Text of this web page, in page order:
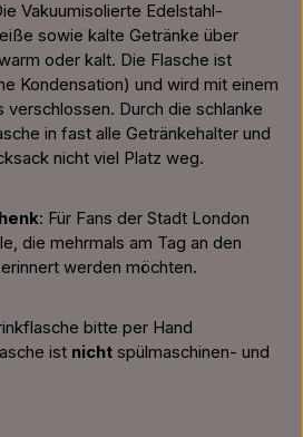
Vakuumisolierte Edelstahl-
sowie kalte Getränke über
oder kalt. Die Flasche ist
Kondensation) und wird mit einem
verschlossen. Durch die schlanke
in fast alle Getränkehalter und
nicht viel Platz weg.
: Für Fans der Stadt London
die mehrmals am Tag an den
werden möchten.
bitte per Hand
ist nicht spülmaschinen- und